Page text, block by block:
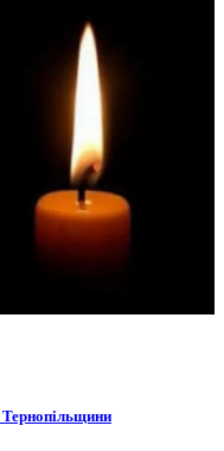
Тернопільщини